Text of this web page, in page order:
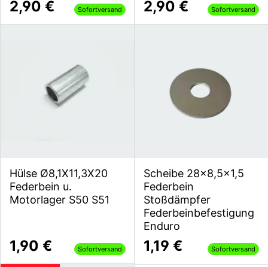
2,90 € Sofortversand 2,90 € Sofortversand
Hülse Ø8,1X11,3X20
Federbein u.
Motorlager S50 S51
1,90 € Sofortversand
Scheibe 28x8,5x1,5
Federbein
Stoßdämpfer
Federbeinbefestigung
Enduro
1,19 € Sofortversand